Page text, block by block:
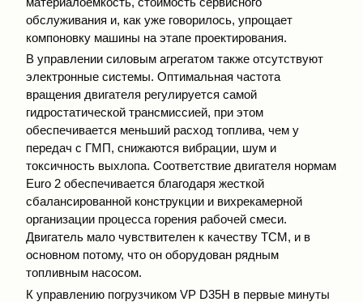
обслуживания и, как уже говорилось, упрощает
компоновку машины на этапе проектирования.
В управлении силовым агрегатом также отсутствуют
электронные системы. Оптимальная частота
вращения двигателя регулируется самой
гидростатической трансмиссией, при этом
обеспечивается меньший расход топлива, чем у
передач с ГМП, снижаются вибрации, шум и
токсичность выхлопа. Соответствие двигателя нормам
Euro 2 обеспечивается благодаря жесткой
сбалансированной конструкции и вихрекамерной
организации процесса горения рабочей смеси.
Двигатель мало чувствителен к качеству ТСМ, и в
основном потому, что он оборудован рядным
топливным насосом.
К управлению погрузчиком VP D35Н в первые минуты